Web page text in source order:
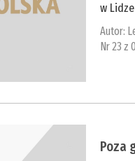
w
Autor:
Nr 23 z
Poza